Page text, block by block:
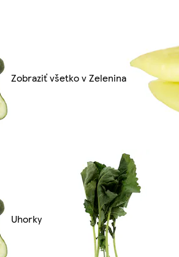
Zobraziť všetko v Zelenina
Uhorky